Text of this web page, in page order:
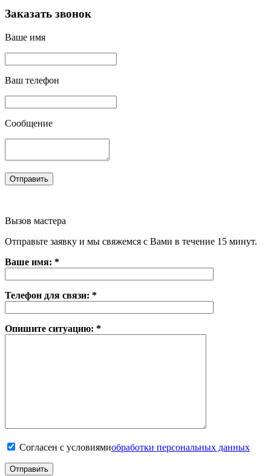
Заказать звонок
Ваше имя
Ваш телефон
Сообщение
Вызов мастера
Отправьте заявку и мы свяжемся с Вами в течение 15 минут.
Ваше имя: *
Телефон для связи: *
Опишите ситуацию: *
Согласен с условиямиобработки персональных данных